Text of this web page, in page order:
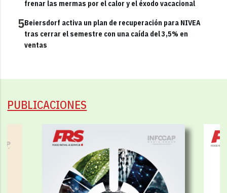
frenar las mermas por el calor y el éxodo vacacional
5Beiersdorf activa un plan de recuperación para NIVEA
tras cerrar el semestre con una caída del 3,5% en
ventas
PUBLICACIONES